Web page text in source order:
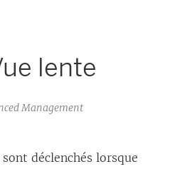
lente
Management
sont déclenchés lorsque